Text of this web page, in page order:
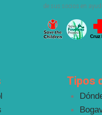
de sus socios en
Tipos